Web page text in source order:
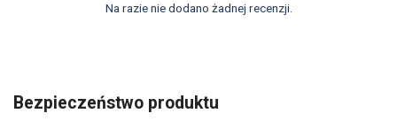
Na razie nie dodano żadnej recenzji.
Bezpieczeństwo produktu